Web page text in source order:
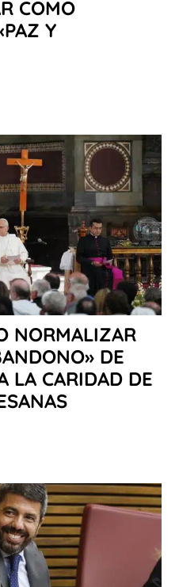
COMO
Y
NORMALIZAR
DE
LA CARIDAD DE